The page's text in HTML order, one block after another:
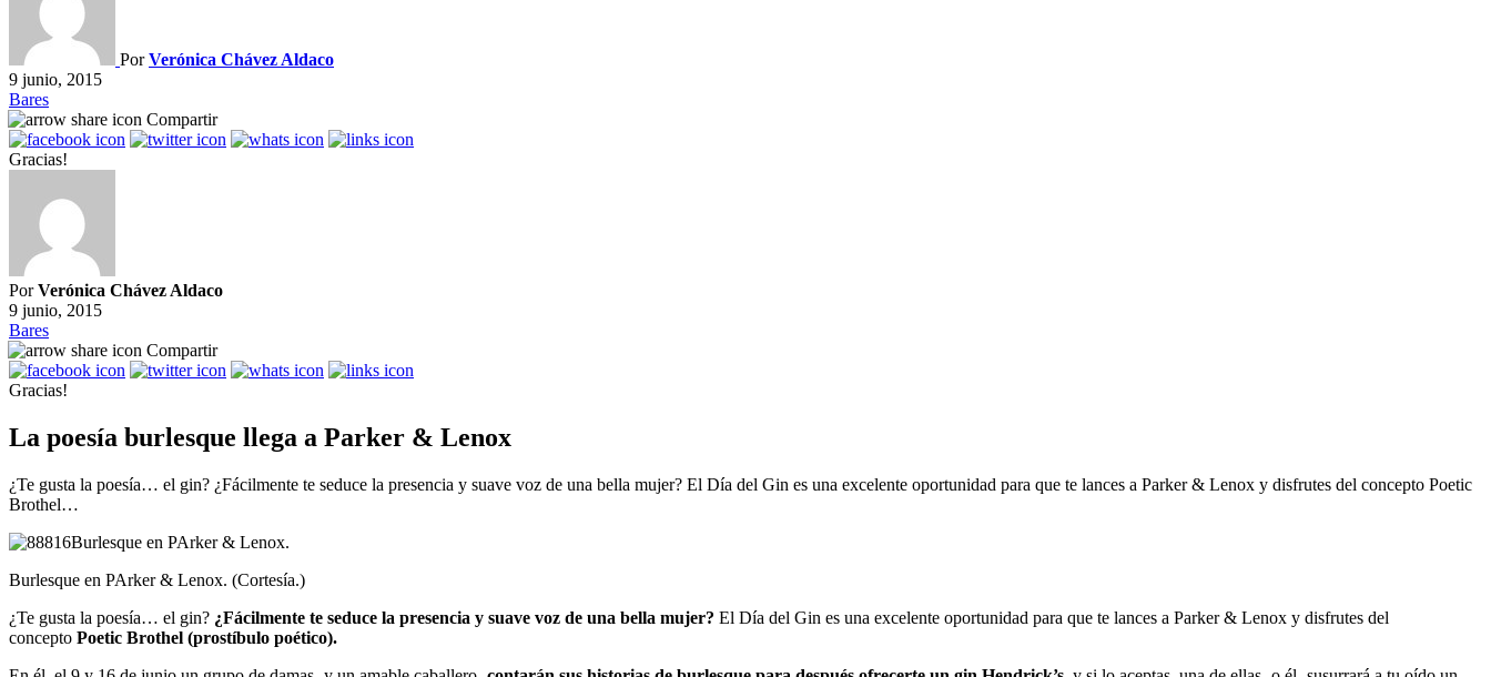
PorVerónica Chávez Aldaco
9 junio, 2015
Bares
Compartir
Gracias!
PorVerónica Chávez Aldaco
9 junio, 2015
Bares
Compartir
Gracias!
La poesía burlesque llega a Parker & Lenox
¿Te gusta la poesía… el gin? ¿Fácilmente te seduce la presencia y suave voz de una bella mujer? El Día del Gin es una excelente oportunidad para que te lances a Parker & Lenox y disfrutes del concepto Poetic
Brothel…
Burlesque en PArker & Lenox. (Cortesía.)
¿Te gusta la poesía… el gin? ¿Fácilmente te seduce la presencia y suave voz de una bella mujer? El Día del Gin es una excelente oportunidad para que te lances a Parker & Lenox y disfrutes del
concepto Poetic Brothel (prostíbulo poético).